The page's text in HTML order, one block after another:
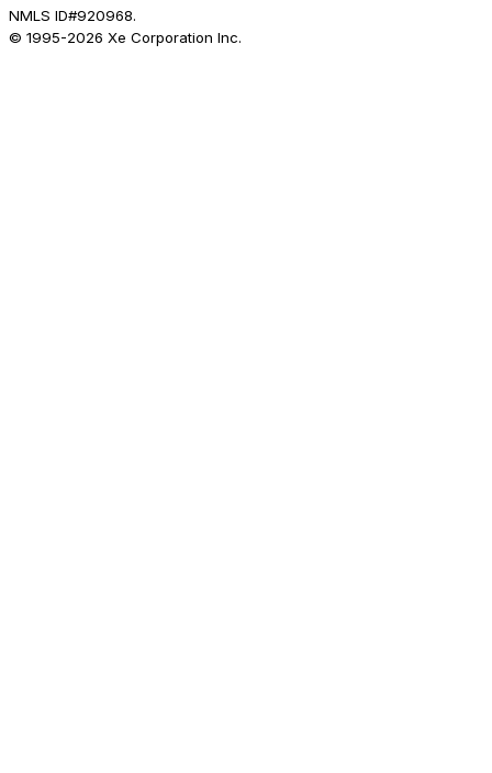
NMLS ID#920968.
© 1995-2026 Xe Corporation Inc.